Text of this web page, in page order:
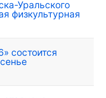
Уральского
физкультурная
состоится